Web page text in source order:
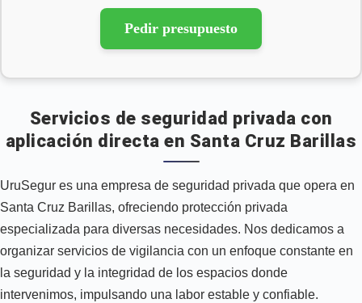
Pedir presupuesto
Servicios de seguridad privada con
aplicación directa en Santa Cruz Barillas
UruSegur es una empresa de seguridad privada que opera en
Santa Cruz Barillas, ofreciendo protección privada
especializada para diversas necesidades. Nos dedicamos a
organizar servicios de vigilancia con un enfoque constante en
la seguridad y la integridad de los espacios donde
intervenimos, impulsando una labor estable y confiable.